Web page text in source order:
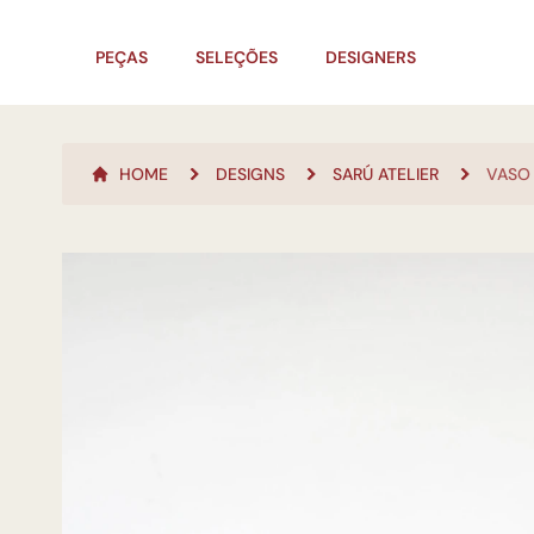
PEÇAS SELEÇÕES DESIGNERS
HOME DESIGNS SARÚ ATELIER